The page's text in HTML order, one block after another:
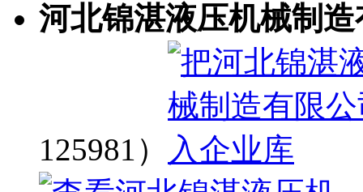
河北锦湛液压机械制
125981）